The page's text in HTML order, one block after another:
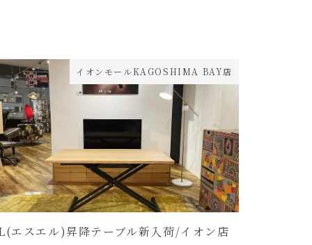
イオンモールKAGOSHIMA BAY店
エスエル)昇降テーブル新入荷/イオン店